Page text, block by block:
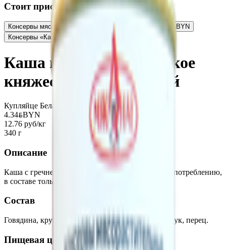
Стоит присмотреться
Консервы мясные «Каша гречневая с говядиной»4.23 BYNBYN
Консервы «Каша гречневая со свининой»
BYN
Каша гречневая «Великое
княжество» с говядиной
Купляйце Беларускае
4.34BYNBYN
12.76 руб/кг
340 г
Описание
Каша с гречневой крупой полностью готовая к употреблению,
в составе только натуральные ингредиенты.
Состав
Говядина, крупа гречневая, жир говяжий, соль, лук, перец.
Пищевая ценность на 100г